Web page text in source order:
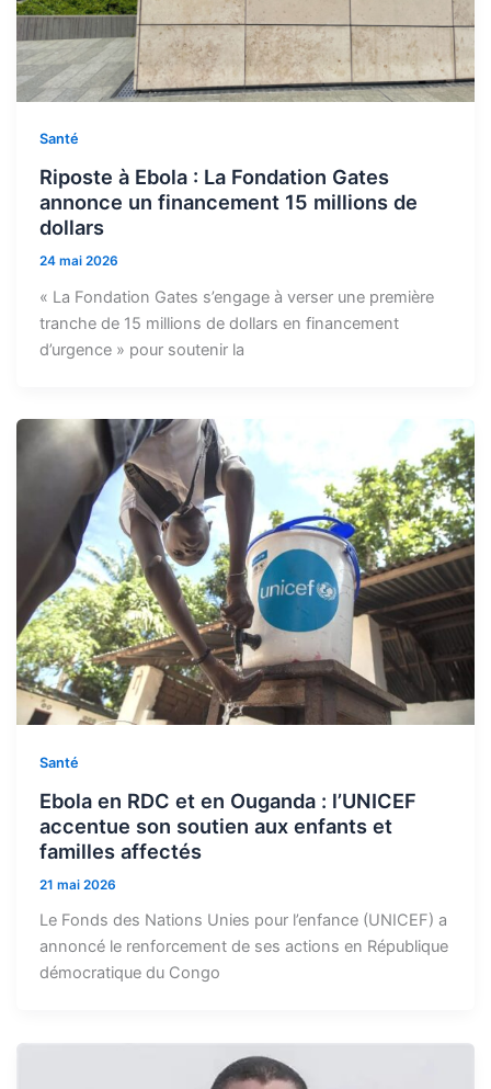
Santé
Riposte à Ebola : La Fondation Gates
annonce un financement 15 millions de
dollars
24 mai 2026
« La Fondation Gates s’engage à verser une première
tranche de 15 millions de dollars en financement
d’urgence » pour soutenir la
Santé
Ebola en RDC et en Ouganda : l’UNICEF
accentue son soutien aux enfants et
familles affectés
21 mai 2026
Le Fonds des Nations Unies pour l’enfance (UNICEF) a
annoncé le renforcement de ses actions en République
démocratique du Congo